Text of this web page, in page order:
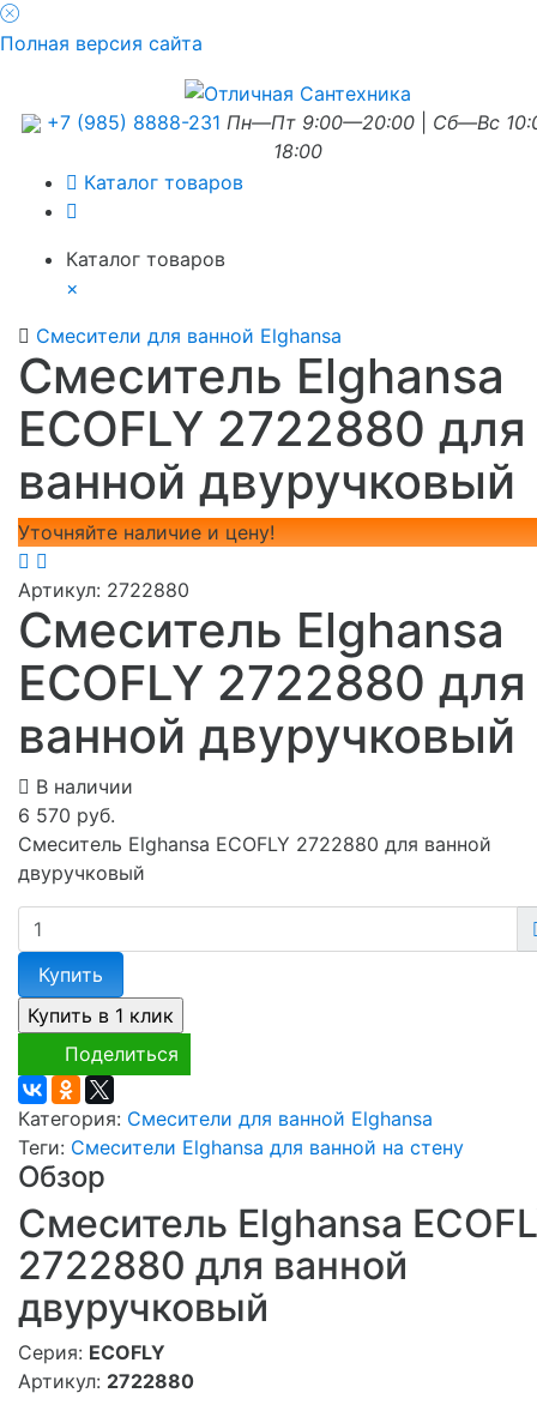
Полная версия сайта
+7 (985) 8888-231 Пн—Пт 9:00—20:00
Сб—Вс
18:00
Каталог товаров
Каталог товаров
×
Смесители для ванной Elghansa
Смеситель Elghansa
ECOFLY 2722880 для
ванной двуручковый
Уточняйте наличие и цену!
Артикул: 2722880
Смеситель Elghansa
ECOFLY 2722880 для
ванной двуручковый
В наличии
6 570 руб.
Смеситель Elghansa ECOFLY 2722880 для ванной
двуручковый
Купить
Поделиться
Категория: Смесители для ванной Elghansa
Теги: Смесители Elghansa для ванной на стену
Обзор
Смеситель Elghansa
2722880 для ванной
двуручковый
Серия: ECOFLY
Артикул: 2722880